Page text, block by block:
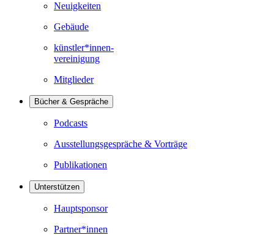
Neuigkeiten
Gebäude
künstler*innen-
vereinigung
Mitglieder
Bücher & Gespräche
Podcasts
Ausstellungsgespräche & Vorträge
Publikationen
Unterstützen
Hauptsponsor
Partner*innen